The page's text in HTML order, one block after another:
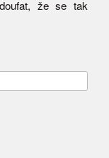
že se tak